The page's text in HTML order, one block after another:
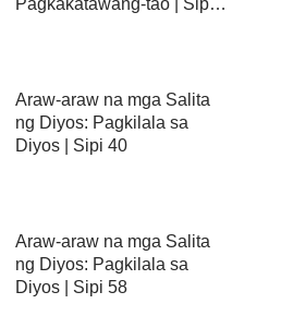
Pagkakatawang-tao | Sipi
Araw-araw na mga Salita
ng Diyos: Pagkilala sa
Diyos | Sipi 40
Araw-araw na mga Salita
ng Diyos: Pagkilala sa
Diyos | Sipi 58